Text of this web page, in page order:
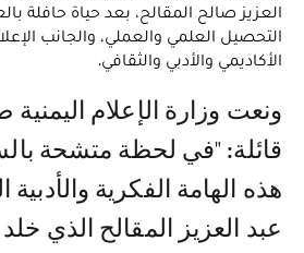
العزيز صالح المقالح، بعد حياة حافلة
التحصيل العلمي والعملي، والجانب
الأكاديمي والأدبي والثقافي.
ونعت وزارة الإعلام اليمنية صالح المقالح،
قائلة: "في لحظة متشحة
هذه الهامة الفكرية والأدبية
عبد العزيز المقالح الذي